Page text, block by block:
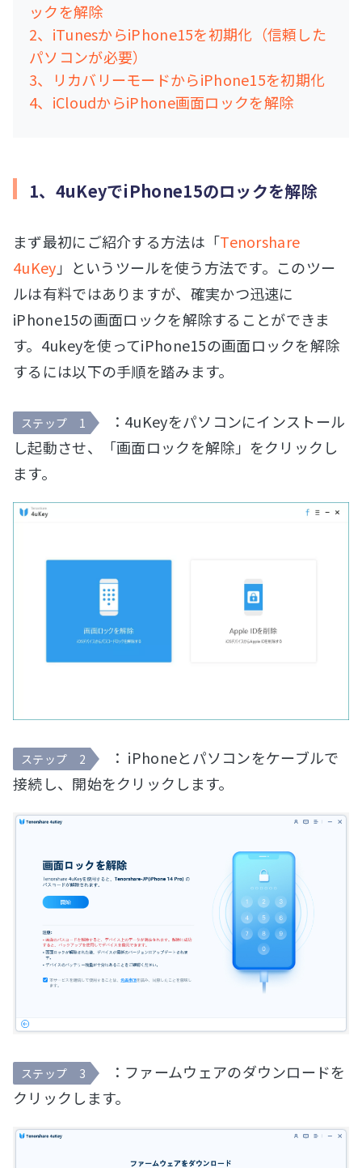
ックを解除
2、iTunesからiPhone15を初期化（信頼した
パソコンが必要）
3、リカバリーモードからiPhone15を初期化
4、iCloudからiPhone画面ロックを解除
1、4uKeyでiPhone15のロックを解除
まず最初にご紹介する方法は「Tenorshare
4uKey 」というツールを使う方法です。このツー
ルは有料ではありますが、確実かつ迅速に
iPhone15の画面ロックを解除することができま
す。4ukeyを使ってiPhone15の画面ロックを解除
するには以下の手順を踏みます。
ステップ 1
：4uKeyをパソコンにインストール
し起動させ、「画面ロックを解除」をクリックし
ます。
ステップ 2
： iPhoneとパソコンをケーブルで
接続し、開始をクリックします。
ステップ 3
：ファームウェアのダウンロードを
クリックします。